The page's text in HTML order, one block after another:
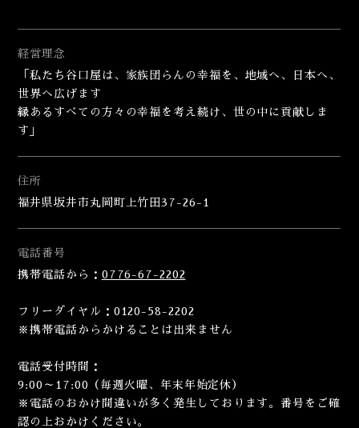
経営理念
「私たち谷口屋は、家族団らんの幸福を、地域へ、日本へ、
世界へ広げます
縁あるすべての方々の幸福を考え続け、世の中に貢献しま
す」
住所
福井県坂井市丸岡町上竹田37-26-1
電話番号
携帯電話から： 0776-67-2202
フリーダイヤル：0120-58-2202
※携帯電話からかけることは出来ません
電話受付時間：
9:00～17:00（毎週火曜、年末年始定休）
※電話のおかけ間違いが多く発生しております。番号をご確
認の上おかけください。